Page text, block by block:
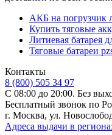
АКБ на погрузчик
Купить тяговые
Литиевая батарея
Тяговые батареи
Контакты
8 (800) 505 34 97
С 08:00 до 20:00. Без
Бесплатный звонок по
г. Москва, ул.
Адреса выдачи в